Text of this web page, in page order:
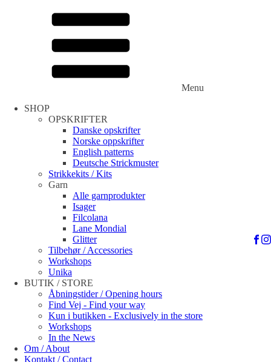
Menu
SHOP
OPSKRIFTER
Danske opskrifter
Norske oppskrifter
English patterns
Deutsche Strickmuster
Strikkekits / Kits
Garn
Alle garnprodukter
Isager
Filcolana
Lane Mondial
Glitter
Tilbehør / Accessories
Workshops
Unika
BUTIK / STORE
Åbningstider / Opening hours
Find Vej - Find your way
Kun i butikken - Exclusively in the store
Workshops
In the News
Om / About
Kontakt / Contact